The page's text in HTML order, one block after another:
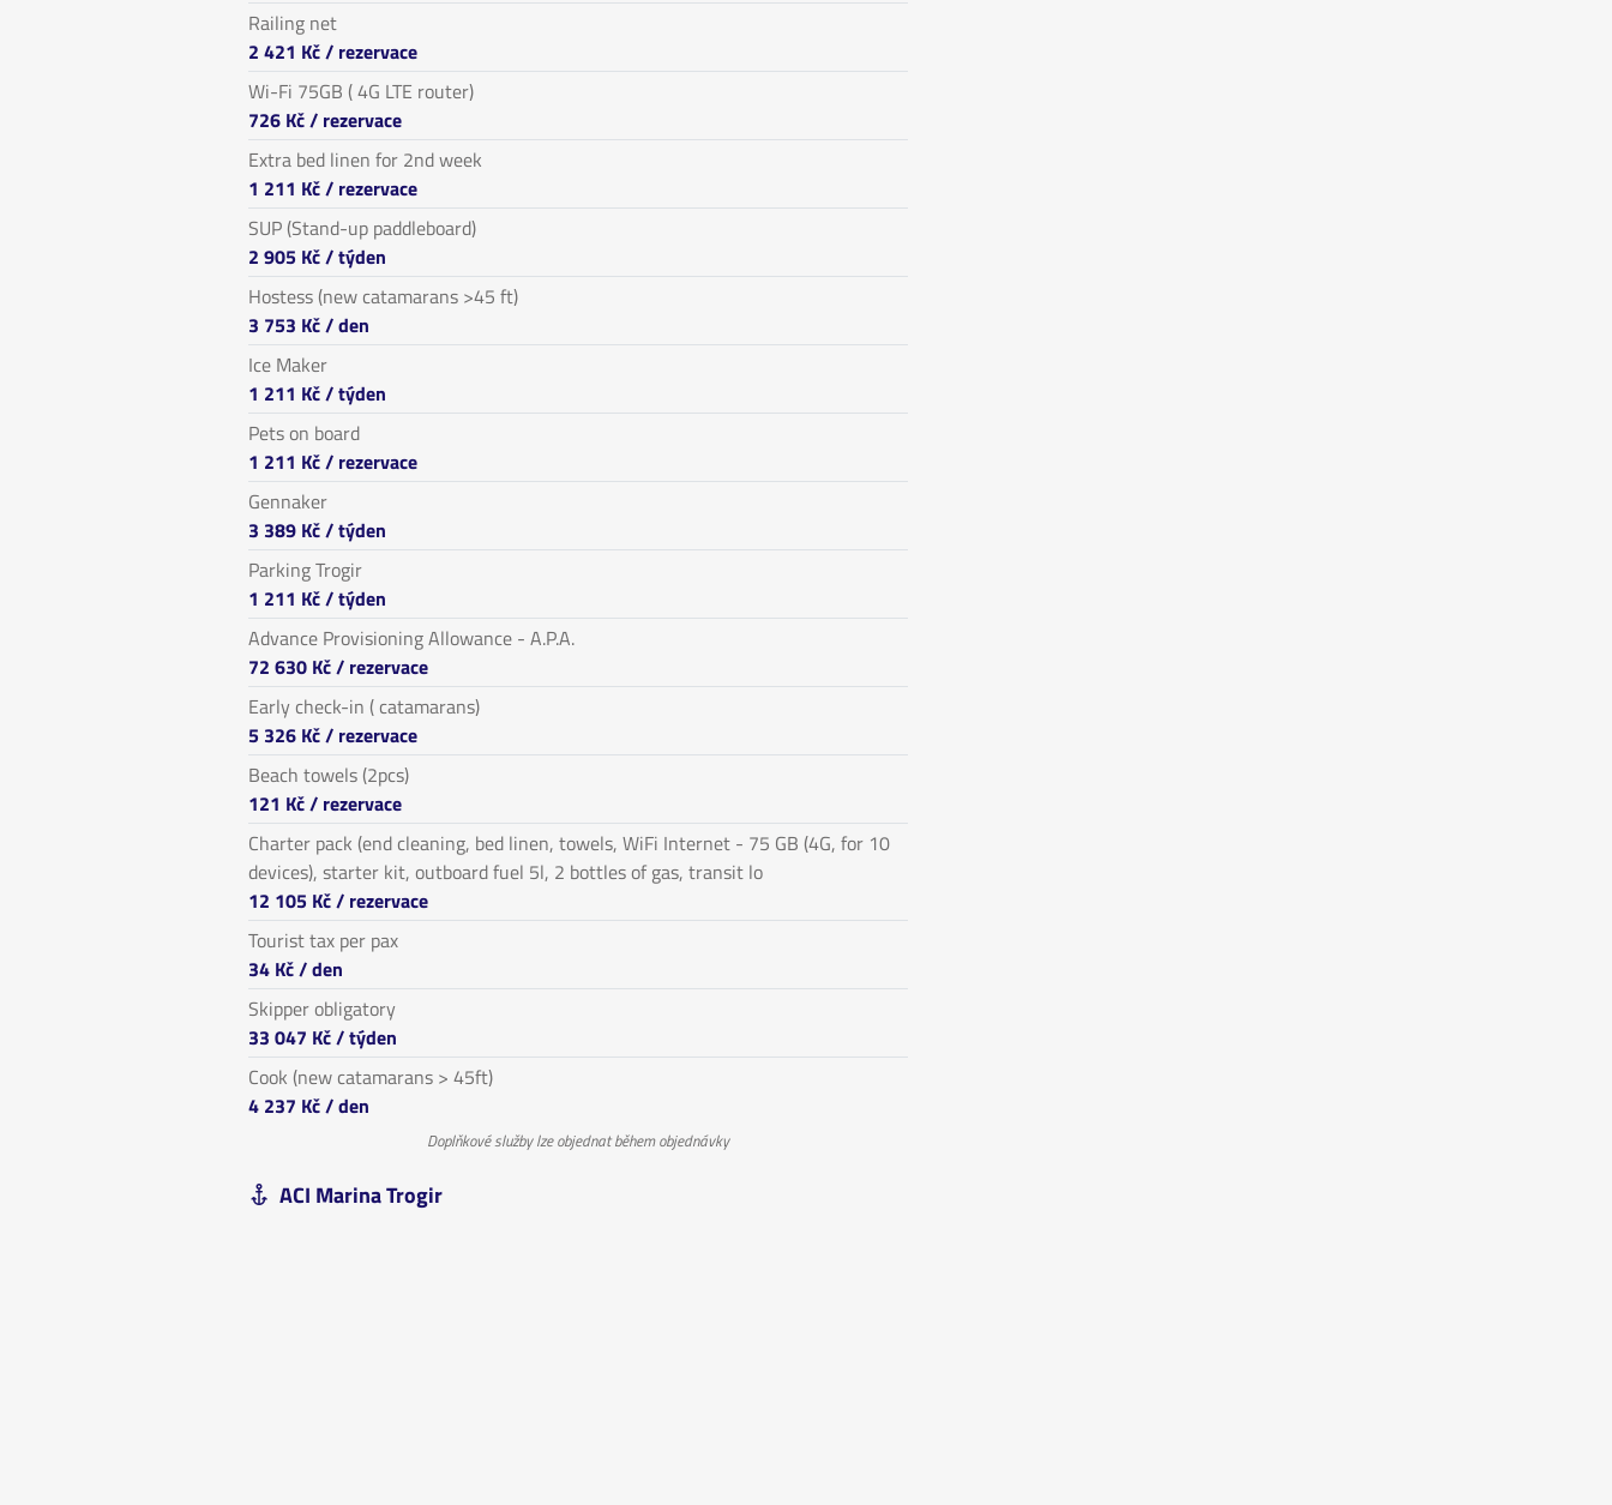
Railing net
2 421 Kč/ rezervace
Wi-Fi 75GB ( 4G LTE router)
726 Kč/ rezervace
Extra bed linen for 2nd week
1 211 Kč/ rezervace
SUP (Stand-up paddleboard)
2 905 Kč/ týden
Hostess (new catamarans >45 ft)
3 753 Kč/ den
Ice Maker
1 211 Kč/ týden
Pets on board
1 211 Kč/ rezervace
Gennaker
3 389 Kč/ týden
Parking Trogir
1 211 Kč/ týden
Advance Provisioning Allowance - A.P.A.
72 630 Kč/ rezervace
Early check-in ( catamarans)
5 326 Kč/ rezervace
Beach towels (2pcs)
121 Kč/ rezervace
Charter pack (end cleaning, bed linen, towels, WiFi Internet - 75 GB (4G, for 10
devices), starter kit, outboard fuel 5l, 2 bottles of gas, transit lo
12 105 Kč/ rezervace
Tourist tax per pax
34 Kč/ den
Skipper obligatory
33 047 Kč/ týden
Cook (new catamarans > 45ft)
4 237 Kč/ den
Doplňkové služby lze objednat během objednávky
ACI Marina Trogir